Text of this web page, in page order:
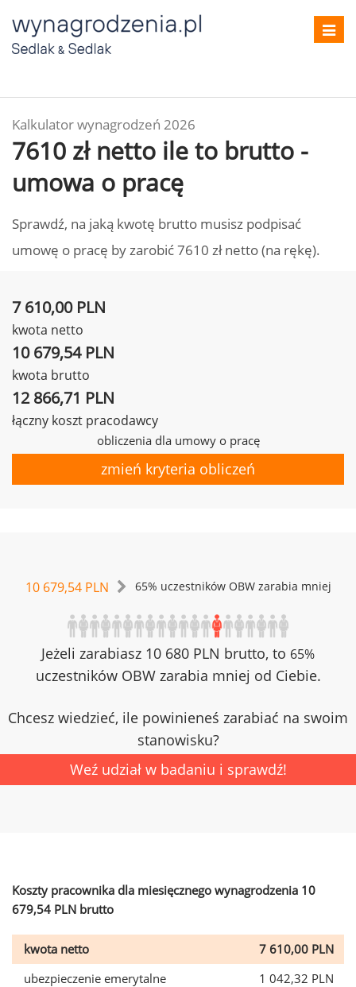
Kalkulator wynagrodzeń 2026
7610 zł netto ile to brutto -
umowa o pracę
Sprawdź, na jaką kwotę brutto musisz podpisać
umowę o pracę by zarobić 7610 zł netto (na rękę).
7 610,00 PLN
kwota netto
10 679,54 PLN
kwota brutto
12 866,71 PLN
łączny koszt pracodawcy
obliczenia dla umowy o pracę
zmień kryteria obliczeń
10 679,54 PLN 65% uczestników OBW zarabia mniej
Jeżeli zarabiasz 10 680 PLN brutto, to 65%
uczestników OBW zarabia mniej od Ciebie.
Chcesz wiedzieć, ile powinieneś zarabiać na swoim
stanowisku?
Weź udział w badaniu i sprawdź!
Koszty pracownika dla miesięcznego wynagrodzenia 10
679,54 PLN brutto
kwota netto
7 610,00 PLN
ubezpieczenie emerytalne
1 042,32 PLN